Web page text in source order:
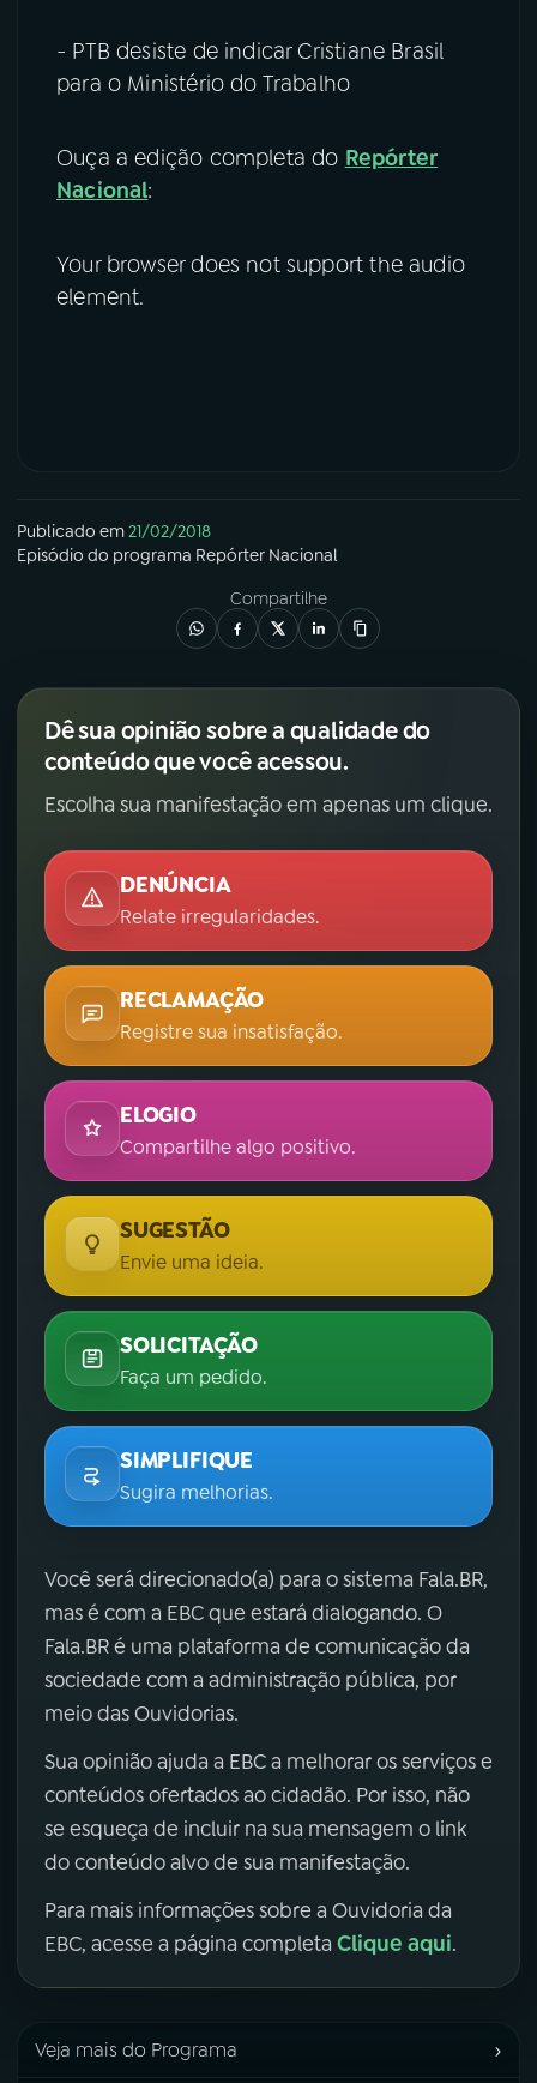
- PTB desiste de indicar Cristiane Brasil
para o Ministério do Trabalho
Ouça a edição completa do Repórter
Nacional:
Your browser does not support the audio
element.
Publicado em21/02/2018
Episódio do programa Repórter Nacional
Compartilhe
Dê sua opinião sobre a qualidade do
conteúdo que você acessou.
Escolha sua manifestação em apenas um clique.
DENÚNCIA
Relate irregularidades.
RECLAMAÇÃO
Registre sua insatisfação.
ELOGIO
Compartilhe algo positivo.
SUGESTÃO
Envie uma ideia.
SOLICITAÇÃO
Faça um pedido.
SIMPLIFIQUE
Sugira melhorias.
Você será direcionado(a) para o sistema Fala.BR,
mas é com a EBC que estará dialogando. O
Fala.BR é uma plataforma de comunicação da
sociedade com a administração pública, por
meio das Ouvidorias.
Sua opinião ajuda a EBC a melhorar os serviços e
conteúdos ofertados ao cidadão. Por isso, não
se esqueça de incluir na sua mensagem o link
do conteúdo alvo de sua manifestação.
Para mais informações sobre a Ouvidoria da
EBC, acesse a página completa Clique aqui.
Veja mais do Programa ›